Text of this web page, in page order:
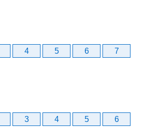
4 5 6 7
3 4 5 6